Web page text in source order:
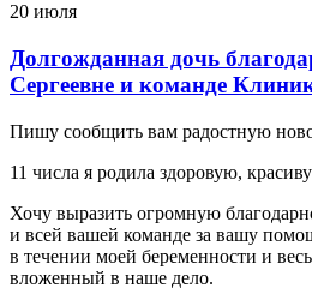
20 июля
Долгожданная дочь
Сергеевне и команде
Пишу сообщить вам радостную
11 числа я родила здоровую,
Хочу выразить огромную
и всей вашей команде за вашу
в течении моей беременности и
вложенный в наше дело.